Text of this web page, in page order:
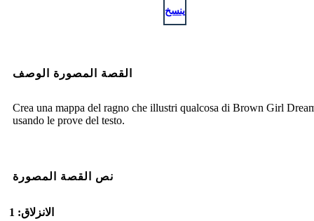
ينسخ
القصة المصورة الوصف
Crea una mappa del ragno che illustri qualcosa di Brown Girl
usando le prove del testo.
نص القصة المصورة
الانزلاق: 1